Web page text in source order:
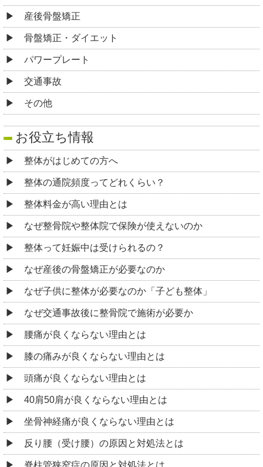
産後骨盤矯正
骨盤矯正・ダイエット
パワープレート
交通事故
その他
お役立ち情報
整体がはじめての方へ
整体の通院頻度ってどれくらい？
整体料金が高い理由とは
なぜ整骨院や整体院で保険が使えないのか
整体って妊娠中は受けられるの？
なぜ産後の骨盤矯正が必要なのか
なぜ子供に整体が必要なのか「子ども整体」
なぜ交通事故後に整骨院で施術が必要か
腰痛が良くならない理由とは
膝の痛みが良くならない理由とは
頭痛が良くならない理由とは
40肩50肩が良くならない理由とは
坐骨神経痛が良くならない理由とは
反り腰（受け腰）の原因と対処法とは
脊柱管狭窄症の原因と対処法とは